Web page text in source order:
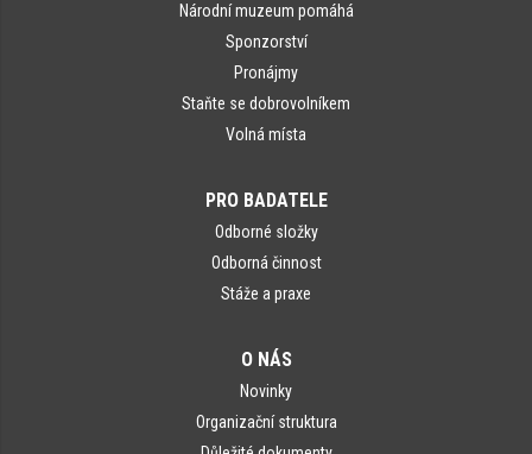
Národní muzeum pomáhá
Sponzorství
Pronájmy
Staňte se dobrovolníkem
Volná místa
PRO BADATELE
Odborné složky
Odborná činnost
Stáže a praxe
O NÁS
Novinky
Organizační struktura